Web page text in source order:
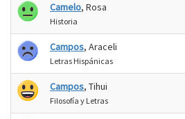
Camelo, Rosa
Historia
Campos, Araceli
Letras Hispánicas
Campos, Tihui
Filosofía y Letras